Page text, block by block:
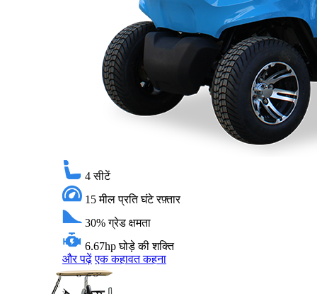
4 सीटें
15 मील प्रति घंटे रफ़्तार
30% ग्रेड क्षमता
6.67hp घोड़े की शक्ति
और पढ़ें एक कहावत कहना